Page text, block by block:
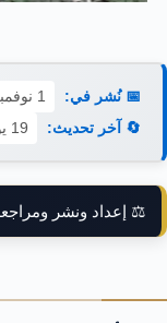
📅 نُشر في:
1 نوفمبر، 2022
🔄 آخر تحديث:
19 يوليو، 2026
⚖️ إعداد ونشر